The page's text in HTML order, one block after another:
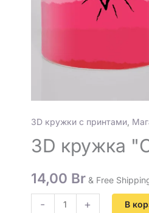
3D кружки с принтами,
3D кружка
14,00 Br & Free
- + В